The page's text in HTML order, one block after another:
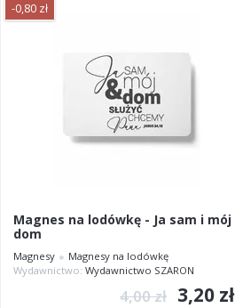
-0,80 zł
Magnes na lodówkę - Ja sam i mój
dom
Magnesy
Magnesy na lodówkę
Wydawnictwo: Wydawnictwo SZARON
4,00 zł 3,20 zł